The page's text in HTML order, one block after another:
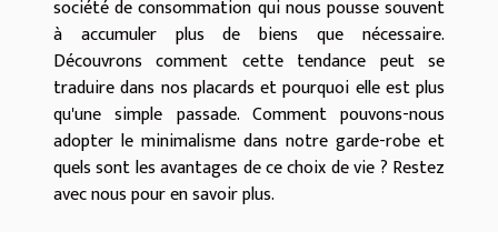
société de consommation qui nous pousse souvent
à accumuler plus de biens que nécessaire.
Découvrons comment cette tendance peut se
traduire dans nos placards et pourquoi elle est plus
qu'une simple passade. Comment pouvons-nous
adopter le minimalisme dans notre garde-robe et
quels sont les avantages de ce choix de vie ? Restez
avec nous pour en savoir plus.